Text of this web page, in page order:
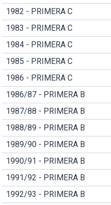
1982 - PRIMERA C
1983 - PRIMERA C
1984 - PRIMERA C
1985 - PRIMERA C
1986 - PRIMERA C
1986/87 - PRIMERA B
1987/88 - PRIMERA B
1988/89 - PRIMERA B
1989/90 - PRIMERA B
1990/91 - PRIMERA B
1991/92 - PRIMERA B
1992/93 - PRIMERA B